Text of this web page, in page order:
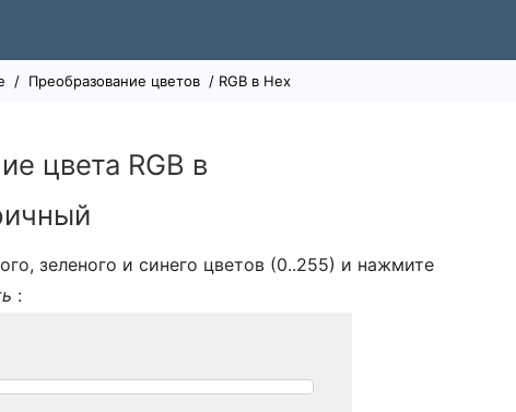
/ Преобразование цветов / RGB в Hex
цвета RGB в
зеленого и синего цветов (0..255) и нажмите
: